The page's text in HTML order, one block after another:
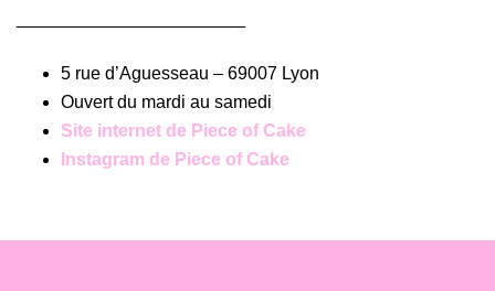
5 rue d’Aguesseau – 69007 Lyon
Ouvert du mardi au samedi
Site internet de Piece of Cake
Instagram de Piece of Cake